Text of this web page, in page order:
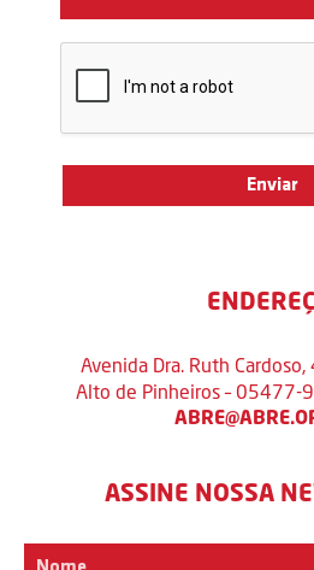
Avenida Dra. Ruth
Alto de Pinheiros – 05477-
ASSINE NOSSA